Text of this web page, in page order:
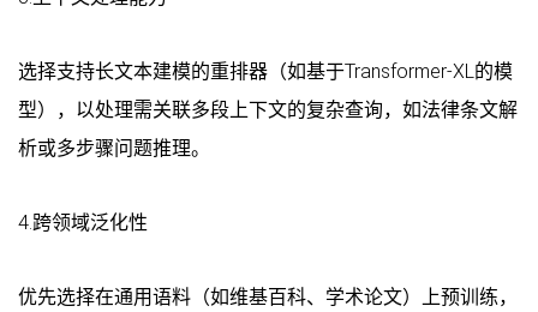
选择支持长文本建模的重排器（如基于Transformer-XL的模
型），以处理需关联多段上下文的复杂查询，如法律条文解
析或多步骤问题推理。
4.跨领域泛化性
优先选择在通用语料（如维基百科、学术论文）上预训练，